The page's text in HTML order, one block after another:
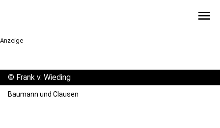
menu
Anzeige
© Frank v. Wieding
Baumann und Clausen